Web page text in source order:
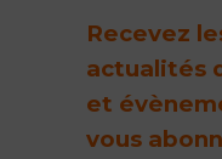
Recevez
actualités
et
vous